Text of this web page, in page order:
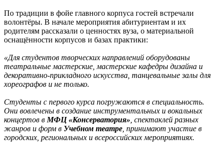
По традиции в фойе главного корпуса гостей встречали
волонтёры. В начале мероприятия абитуриентам и их
родителям рассказали о ценностях вуза, о материальной
оснащëнности корпусов и базах практики:
«Для студентов творческих направлений оборудованы
театральные мастерские, мастерские кафедры дизайна и
декоративно-прикладного искусства, танцевальные залы для
хореографов и не только.
Студенты с первого курса погружаются в специальность.
Они вовлечены в создание инструментальных и вокальных
концертов в МФЦ «Консерватория» , спектаклей разных
жанров и форм в Учебном театре , принимают участие в
городских, региональных и всероссийских мероприятиях.